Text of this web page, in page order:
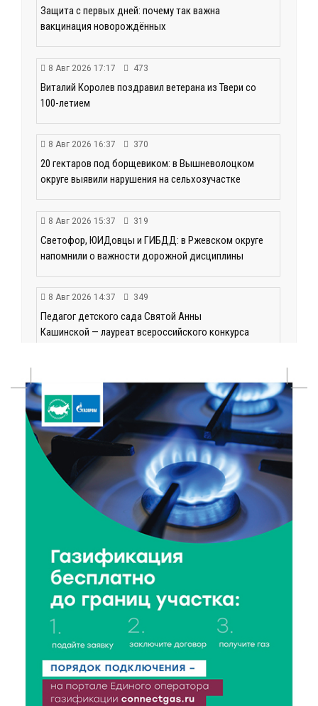
Защита с первых дней: почему так важна
вакцинация новорождённых
8 Авг 2026 17:17 473
Виталий Королев поздравил ветерана из Твери со
100-летием
8 Авг 2026 16:37 370
20 гектаров под борщевиком: в Вышневолоцком
округе выявили нарушения на сельхозучастке
8 Авг 2026 15:37 319
Светофор, ЮИДовцы и ГИБДД: в Ржевском округе
напомнили о важности дорожной дисциплины
8 Авг 2026 14:37 349
Педагог детского сада Святой Анны
Кашинской — лауреат всероссийского конкурса
Тверские экологи сняли на видео медвежий обед
8 Авг 2026 14:14 432
Виталий Королев запустил веловолну на Волге в
Калязине
8 Авг 2026 13:37 712
Чем удивит X Международный фестиваль «Калитка»
8 Авг 2026 12:37 408
Забыл вещи в транспорте? Рассказываем, что ждёт
пассажиров по новым правилам
8 Авг 2026 12:12 1218
Более 40 миллионов на металлургию получил бизнес
Твери